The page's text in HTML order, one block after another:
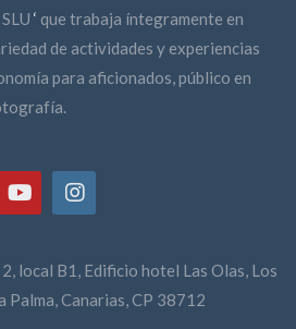
‘ que trabaja íntegramente en
de actividades y experiencias
para aficionados, público en
local B1, Edificio hotel Las Olas, Los
Palma, Canarias, CP 38712